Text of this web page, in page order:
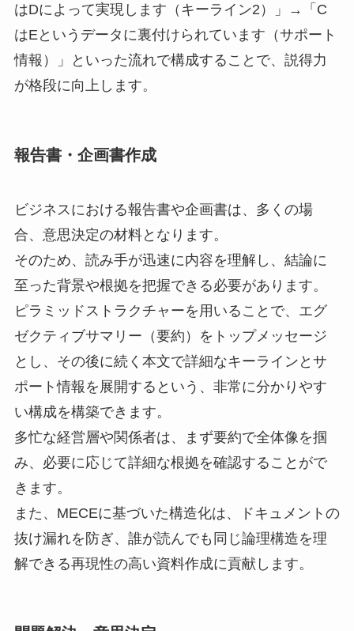
はDによって実現します（キーライン2）」→「C
はEというデータに裏付けられています（サポート
情報）」といった流れで構成することで、説得力
が格段に向上します。
報告書・企画書作成
ビジネスにおける報告書や企画書は、多くの場
合、意思決定の材料となります。
そのため、読み手が迅速に内容を理解し、結論に
至った背景や根拠を把握できる必要があります。
ピラミッドストラクチャーを用いることで、エグ
ゼクティブサマリー（要約）をトップメッセージ
とし、その後に続く本文で詳細なキーラインとサ
ポート情報を展開するという、非常に分かりやす
い構成を構築できます。
多忙な経営層や関係者は、まず要約で全体像を掴
み、必要に応じて詳細な根拠を確認することがで
きます。
また、MECEに基づいた構造化は、ドキュメントの
抜け漏れを防ぎ、誰が読んでも同じ論理構造を理
解できる再現性の高い資料作成に貢献します。